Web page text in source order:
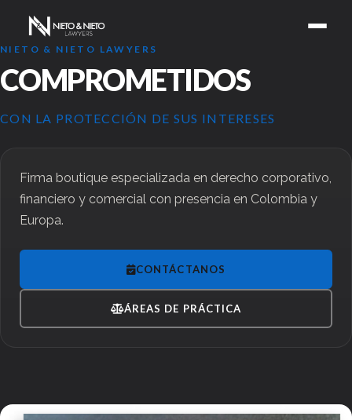
NIETO & NIETO LAWYERS
COMPROMETIDOS
CON LA PROTECCIÓN DE SUS INTERESES
Firma boutique especializada en derecho corporativo,
financiero y comercial con presencia en Colombia y
Europa.
CONTÁCTANOS
ÁREAS DE PRÁCTICA